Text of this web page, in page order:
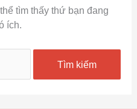
tìm thấy thứ bạn đang
ích.